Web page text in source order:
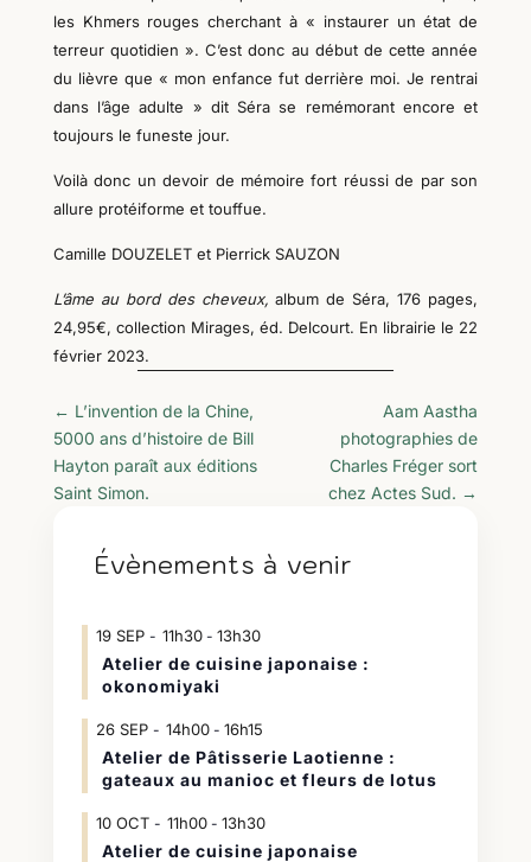
les Khmers rouges cherchant à « instaurer un état de
terreur quotidien ». C’est donc au début de cette année
du lièvre que « mon enfance fut derrière moi. Je rentrai
dans l’âge adulte » dit Séra se remémorant encore et
toujours le funeste jour.
Voilà donc un devoir de mémoire fort réusside parson
allure protéiforme et touffue.
Camille DOUZELET et Pierrick SAUZON
L’âme au bord des cheveux,album de Séra, 176 pages,
24,95€, collection Mirages, éd. Delcourt. En librairie le 22
février 2023.
← L’invention de la Chine,
5000 ans d’histoire de Bill
Hayton paraît aux éditions
Saint Simon.
Aam Aastha
photographies de
Charles Fréger sort
chez Actes Sud. →
Évènements à venir
19 SEP 11h30- 13h30
Atelier de cuisine japonaise :
okonomiyaki
26 SEP 14h00- 16h15
Atelier de Pâtisserie Laotienne :
gateaux au manioc et fleurs de lotus
10 OCT 11h00- 13h30
Atelier de cuisine japonaise